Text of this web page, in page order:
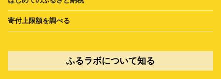
寄付上限額を調べる
ふるラボについて知る